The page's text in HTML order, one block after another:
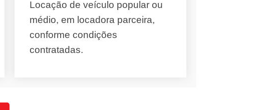
Locação de veículo popular ou
médio, em locadora parceira,
conforme condições
contratadas.